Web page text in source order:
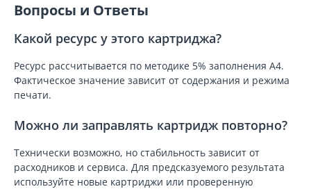
Вопросы и Ответы
Какой ресурс у этого картриджа?
Ресурс рассчитывается по методике 5% заполнения A4.
Фактическое значение зависит от содержания и режима
печати.
Можно ли заправлять картридж повторно?
Технически возможно, но стабильность зависит от
расходников и сервиса. Для предсказуемого результата
используйте новые картриджи или проверенную